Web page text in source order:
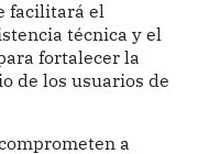
facilitará el
técnica y el
fortalecer la
de los usuarios de
a